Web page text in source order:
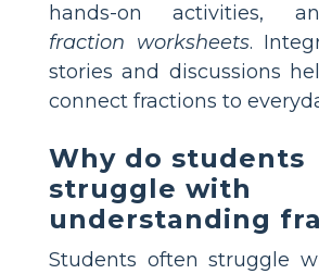
hands-on activities,
fraction worksheets.
stories and discussions
connect fractions to
Why do students
struggle with
understanding
Students often struggle